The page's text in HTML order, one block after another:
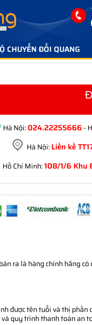
CHUYỂN ĐỔI QUANG
Hà Nội:024.22255666 -
Hà Nội:Liền kề
Hồ Chí Minh:108/1/6 Khu
ra là hàng chính hãng
được tên tuổi và thị
quy trình thanh toán an